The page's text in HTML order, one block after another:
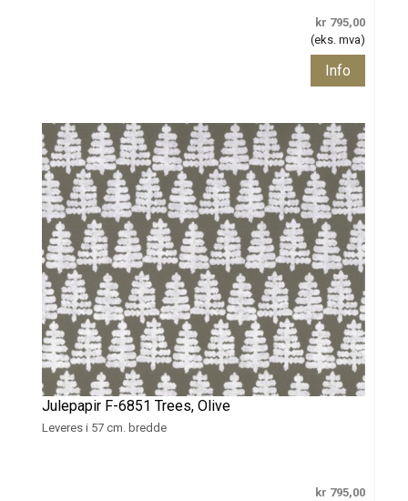
kr 795,00
(eks. mva)
Info
Julepapir F-6851 Trees, Olive
Leveres i 57 cm. bredde
kr 795,00